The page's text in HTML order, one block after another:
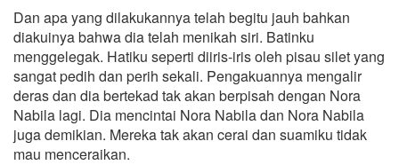
Dan apa yang dilakukannya telah begitu jauh bahkan
diakuinya bahwa dia telah menikah siri. Batinku
menggelegak. Hatiku seperti diiris-iris oleh pisau silet yang
sangat pedih dan perih sekali. Pengakuannya mengalir
deras dan dia bertekad tak akan berpisah dengan Nora
Nabila lagi. Dia mencintai Nora Nabila dan Nora Nabila
juga demikian. Mereka tak akan cerai dan suamiku tidak
mau menceraikan.